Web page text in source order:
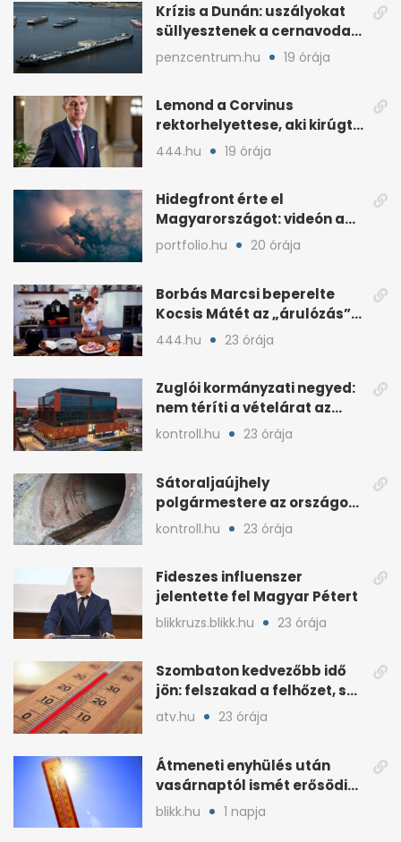
Krízis a Dunán: uszályokat
süllyesztenek a cernavodai
atomerőműért
penzcentrum.hu 19 órája
Lemond a Corvinus
rektorhelyettese, aki kirúgta
Ádám Zoltánt
444.hu 19 órája
Hidegfront érte el
Magyarországot: videón a
látványos időjárásváltás
portfolio.hu 20 órája
Borbás Marcsi beperelte
Kocsis Mátét az „árulózás”
miatt
444.hu 23 órája
Zuglói kormányzati negyed:
nem téríti a vételárat az
ingatlanfejlesztő
kontroll.hu 23 órája
Sátoraljaújhely
polgármestere az országos
hír miatt támadt
kontroll.hu 23 órája
Fideszes influenszer
jelentette fel Magyar Pétert
blikkruzs.blikk.hu 23 órája
Szombaton kedvezőbb idő
jön: felszakad a felhőzet, sok
napsütéssel
atv.hu 23 órája
Átmeneti enyhülés után
vasárnaptól ismét erősödik
a hőség
blikk.hu 1 napja